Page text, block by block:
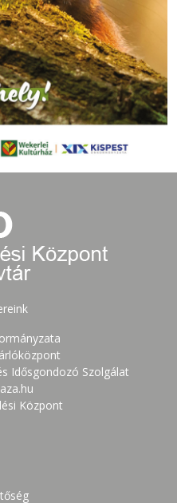
Idősgondozó Szolgálat
Központ